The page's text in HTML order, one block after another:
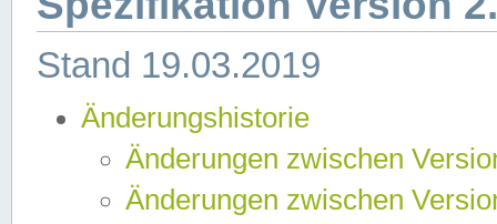
Stand 19.03.2019
Änderungshistorie
Änderungen zwischen
Änderungen zwischen